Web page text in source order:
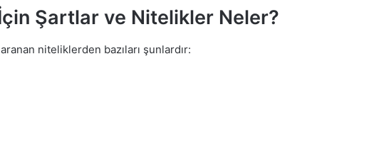
Şartlar ve Nitelikler Neler?
niteliklerden bazıları şunlardır: